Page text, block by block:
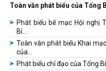
Toàn văn phát biểu của Tổng
Phát biểu bế mạc Hội nghị
Bí...
Toàn văn phát biểu Khai
của...
Phát biểu chỉ đạo của Tổng